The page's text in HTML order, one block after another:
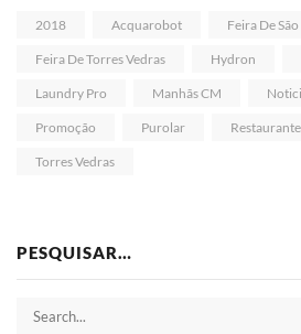
2018 Acquarobot Feira De
Feira De Torres Vedras Hydron
Laundry Pro Manhãs CM
Promoção Purolar
Torres Vedras
PESQUISAR…